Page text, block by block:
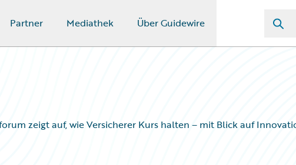
Partner Mediathek Über Guidewire
zeigt auf, wie Versicherer Kurs halten – mit Blick auf